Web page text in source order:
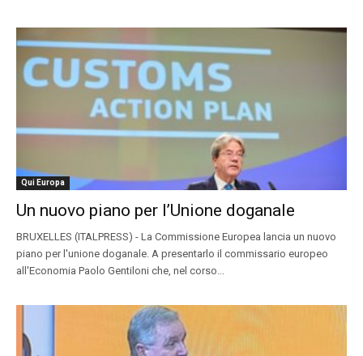
Qui Europa
Un nuovo piano per l’Unione doganale
BRUXELLES (ITALPRESS) - La Commissione Europea lancia un nuovo
piano per l'unione doganale. A presentarlo il commissario europeo
all'Economia Paolo Gentiloni che, nel corso...